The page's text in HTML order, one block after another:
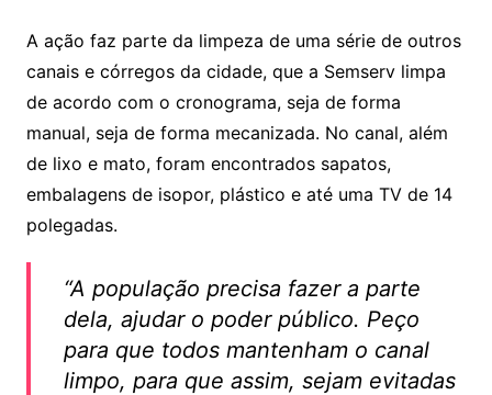
k
A ação faz parte da limpeza de uma série de outros
canais e córregos da cidade, que a Semserv limpa
de acordo com o cronograma, seja de forma
manual, seja de forma mecanizada. No canal, além
de lixo e mato, foram encontrados sapatos,
embalagens de isopor, plástico e até uma TV de 14
polegadas.
“A população precisa fazer a parte
dela, ajudar o poder público. Peço
para que todos mantenham o canal
limpo, para que assim, sejam evitadas